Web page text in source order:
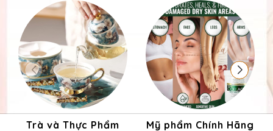
Trà và Thực Phẩm
Mỹ phẩm Chính Hãng